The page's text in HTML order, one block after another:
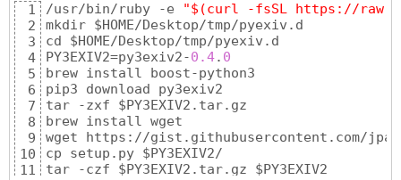
1
2
3
4
5
6
7
8
9
10
11
/usr/bin/ruby -e
"$(curl -fsSL https://
mkdir $HOME/Desktop/tmp/pyexiv.d
cd $HOME/Desktop/tmp/pyexiv.d
PY3EXIV2=py3exiv2-0.4. 0
brew install boost-python3
pip3 download py3exiv2
tar -zxf $PY3EXIV2.tar.gz
brew install wget
wget https://gist.githubusercontent.com/
cp setup.py $PY3EXIV2/
tar -czf $PY3EXIV2.tar.gz $PY3EXIV2